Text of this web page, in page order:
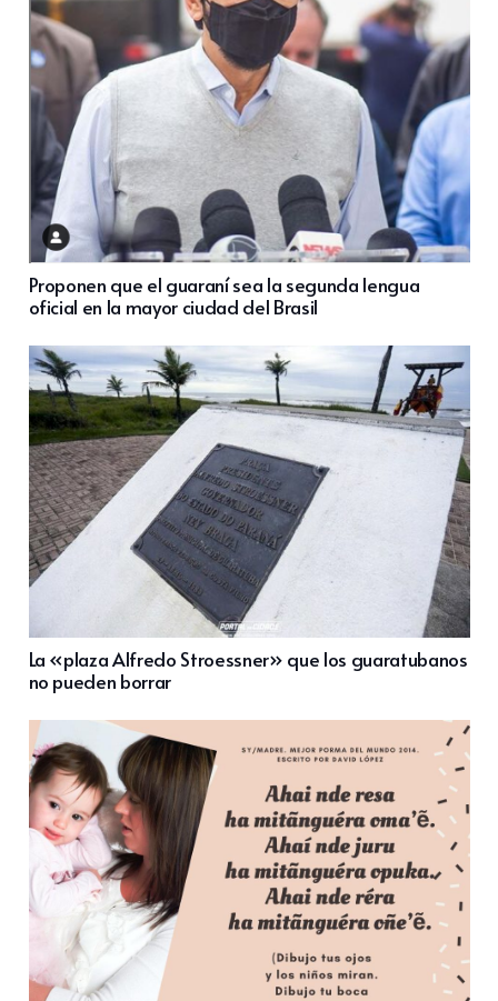
Proponen que el guaraní sea la segunda lengua
oficial en la mayor ciudad del Brasil
La «plaza Alfredo Stroessner» que los guaratubanos
no pueden borrar